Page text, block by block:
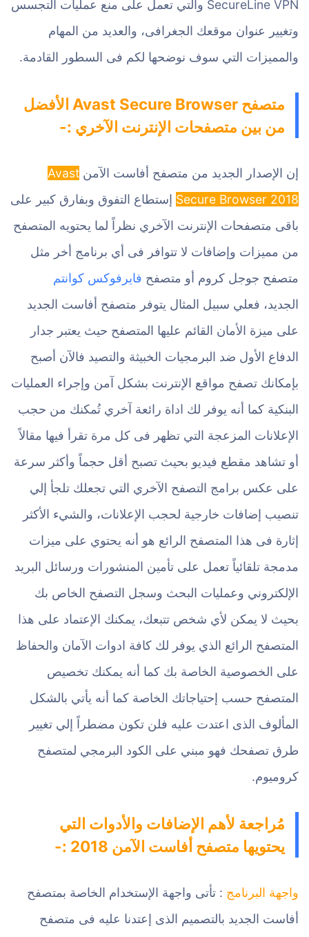
SecureLine VPN والتي تعمل على منع عمليات التجسس
وتغيير عنوان موقعك الجغرافى، والعديد من المهام
والمميزات التي سوف نوضحها لكم فى السطور القادمة.
متصفح Avast Secure Browser الأفضل
من بين متصفحات الإنترنت الآخري :-
إن الإصدار الجديد من متصفح أفاست الآمن Avast
Secure Browser 2018 إستطاع التفوق وبفارق كبير على
باقى متصفحات الإنترنت الآخري نظراً لما يحتويه المتصفح
من مميزات وإضافات لا تتوافر فى أي برنامج أخر مثل
متصفح جوجل كروم أو متصفح فايرفوكس كوانتم
الجديد، فعلي سبيل المثال يتوفر متصفح أفاست الجديد
على ميزة الأمان القائم عليها المتصفح حيث يعتبر جدار
الدفاع الأول ضد البرمجيات الخبيثة والتصيد فالآن أصبح
بإمكانك تصفح مواقع الإنترنت بشكل آمن وإجراء العمليات
البنكية كما أنه يوفر لك اداة رائعة آخري تُمكنك من حجب
الإعلانات المزعجة التي تظهر فى كل مرة تقرأ فيها مقالاً
أو تشاهد مقطع فيديو بحيث تصبح أقل حجماً وأكثر سرعة
على عكس برامج التصفح الآخري التي تجعلك تلجأ إلي
تنصيب إضافات خارجية لحجب الإعلانات، والشيء الأكثر
إثارة فى هذا المتصفح الرائع هو أنه يحتوي على ميزات
مدمجة تلقائياً تعمل على تأمين المنشورات ورسائل البريد
الإلكتروني وعمليات البحث وسجل التصفح الخاص بك
بحيث لا يمكن لأي شخص تتبعك، يمكنك الإعتماد على هذا
المتصفح الرائع الذي يوفر لك كافة ادوات الآمان والحفاظ
على الخصوصية الخاصة بك كما أنه يمكنك تخصيص
المتصفح حسب إحتياجاتك الخاصة كما أنه يأتي بالشكل
المألوف الذى اعتدت عليه فلن تكون مضطراً إلي تغيير
طرق تصفحك فهو مبني على الكود البرمجي لمتصفح
كروميوم.
مُراجعة لأهم الإضافات والأدوات التي
يحتويها متصفح أفاست الآمن 2018 :-
واجهة البرنامج : تأتى واجهة الإستخدام الخاصة بمتصفح
أفاست الجديد بالتصميم الذى إعتدنا عليه فى متصفح